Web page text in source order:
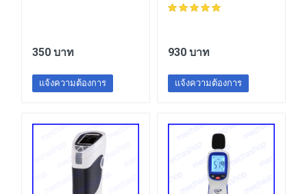
350 บาท
แจ้งความต้องการ
930 บาท
แจ้งความต้องการ